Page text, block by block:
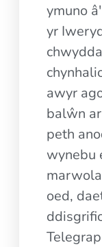
ymuno
yr
awyr
balŵn
peth
wynebu
oed,